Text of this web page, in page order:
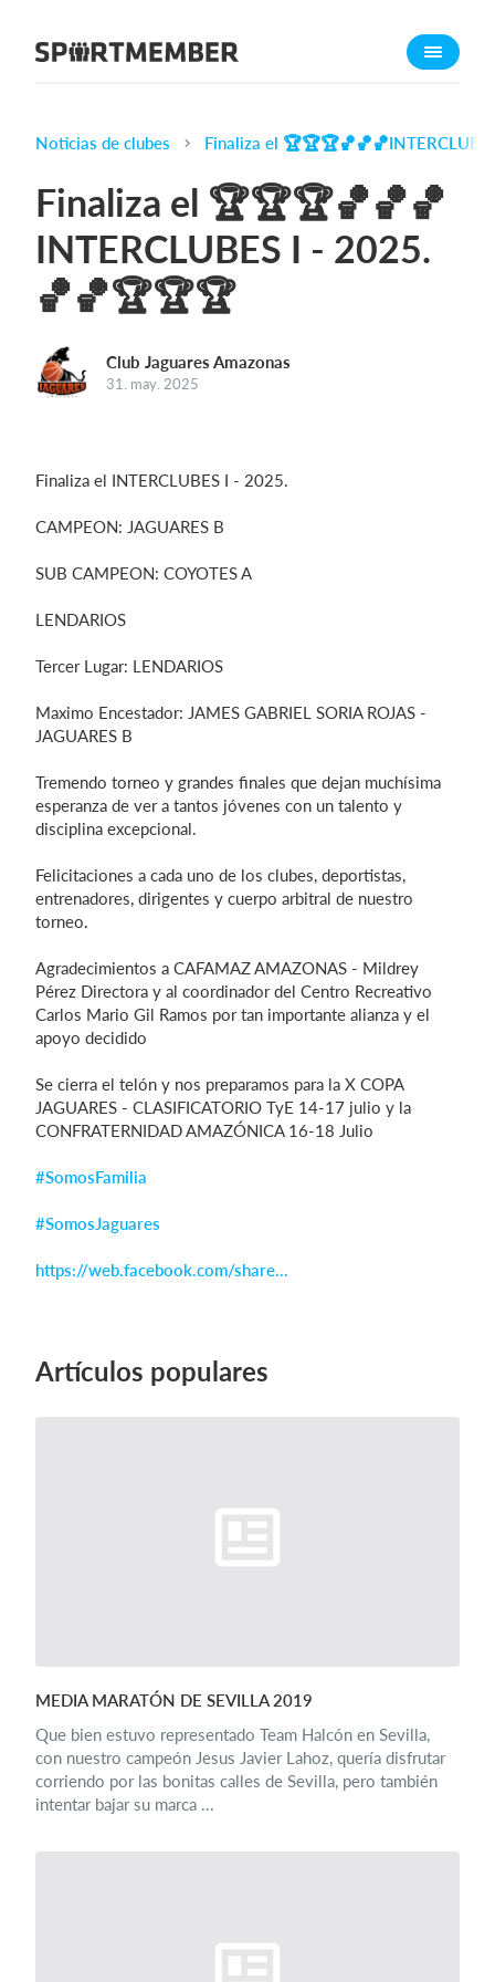
Acerca de SportMember
Funciones
Calendario
Gestión de pagos
App móvil
Tienda Online
Español
Iniciar sesión
Noticias de clubes Finaliza el
Finaliza el 🏆🏆🏆🏀🏀🏀
INTERCLUBES I - 2025.
🏀🏀🏆🏆🏆
Club Jaguares Amazonas
31. may. 2025
Finaliza el INTERCLUBES I - 2025.
CAMPEON: JAGUARES B
SUB CAMPEON: COYOTES A
LENDARIOS
Tercer Lugar: LENDARIOS
Maximo Encestador: JAMES GABRIEL SORIA ROJAS -
JAGUARES B
Tremendo torneo y grandes finales que dejan muchísima
esperanza de ver a tantos jóvenes con un talento y
disciplina excepcional.
Felicitaciones a cada uno de los clubes, deportistas,
entrenadores, dirigentes y cuerpo arbitral de nuestro
torneo.
Agradecimientos a CAFAMAZ AMAZONAS - Mildrey
Pérez Directora y al coordinador del Centro Recreativo
Carlos Mario Gil Ramos por tan importante alianza y el
apoyo decidido
Se cierra el telón y nos preparamos para la X COPA
JAGUARES - CLASIFICATORIO TyE 14-17 julio y la
CONFRATERNIDAD AMAZÓNICA 16-18 Julio
#SomosFamilia
#SomosJaguares
https://web.facebook.com/share...
Artículos populares
MEDIA MARATÓN DE SEVILLA 2019
Que bien estuvo representado Team Halcón en Sevilla,
con nuestro campeón Jesus Javier Lahoz, quería disfrutar
corriendo por las bonitas calles de Sevilla, pero también
intentar bajar su marca ...